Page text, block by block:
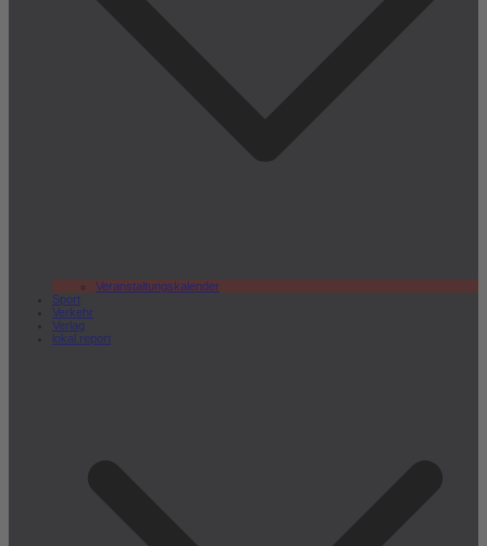
Veranstaltungskalender
Sport
Verkehr
Verlag
lokal.report